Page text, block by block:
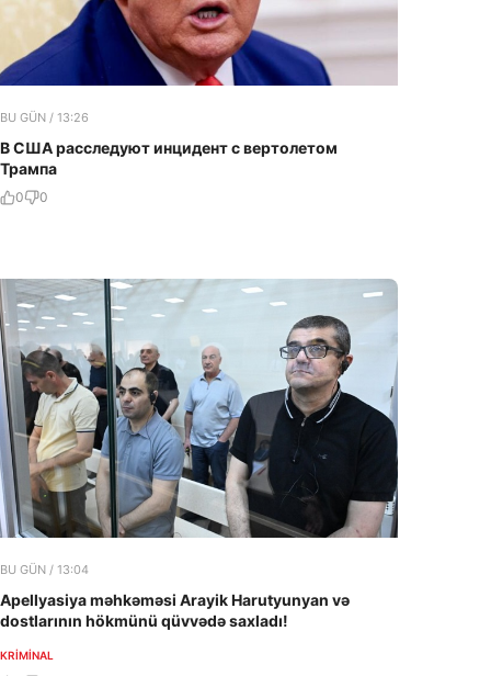
BU GÜN / 13:26
В США расследуют инцидент с вертолетом
Трампа
0 0
BU GÜN / 13:04
Apellyasiya məhkəməsi Arayik Harutyunyan və
dostlarının hökmünü qüvvədə saxladı!
KRIMINAL